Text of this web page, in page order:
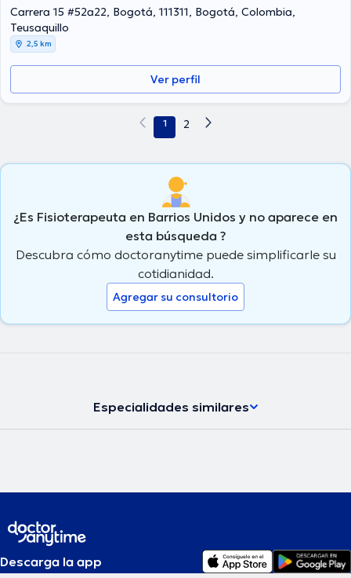
formado parte en abundantes conferencias con la finalidad de
tener una formación continua en su disciplina de especialización y
ha compartido importantes ediciones. Su cita se puede realizar en
Español.
Carrera 15 #52a22, Bogotá, 111311, Bogotá, Colombia,
Teusaquillo
2,5 km
Ver perfil
1 2
¿Es Fisioterapeuta en Barrios Unidos y no aparece en
esta búsqueda ?
Descubra cómo doctoranytime puede simplificarle su
cotidianidad.
Agregar su consultorio
Especialidades similares
Descarga la app